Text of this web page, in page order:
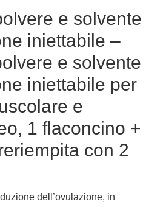
e solvente
iniettabile –
e solvente
iniettabile per
e
1 flaconcino +
con 2
dell’ovulazione, in